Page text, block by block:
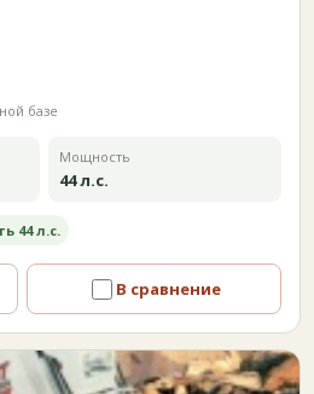
базе
Мощность
44 л.с.
44 л.с.
В сравнение